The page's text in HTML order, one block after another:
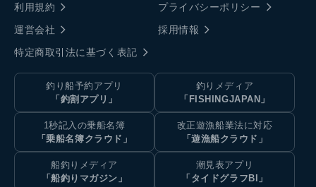
利用規約
プライバシーポリシー
運営会社
採用情報
特定商取引法に基づく表記
釣り船予約アプリ
「釣割アプリ」
釣りメディア
「FISHINGJAPAN」
1秒記入の乗船名簿
「乗船名簿クラウド」
改正遊漁船業法に対応
「遊漁船クラウド」
船釣りメディア
「船釣りマガジン」
潮見表アプリ
「タイドグラフBI」